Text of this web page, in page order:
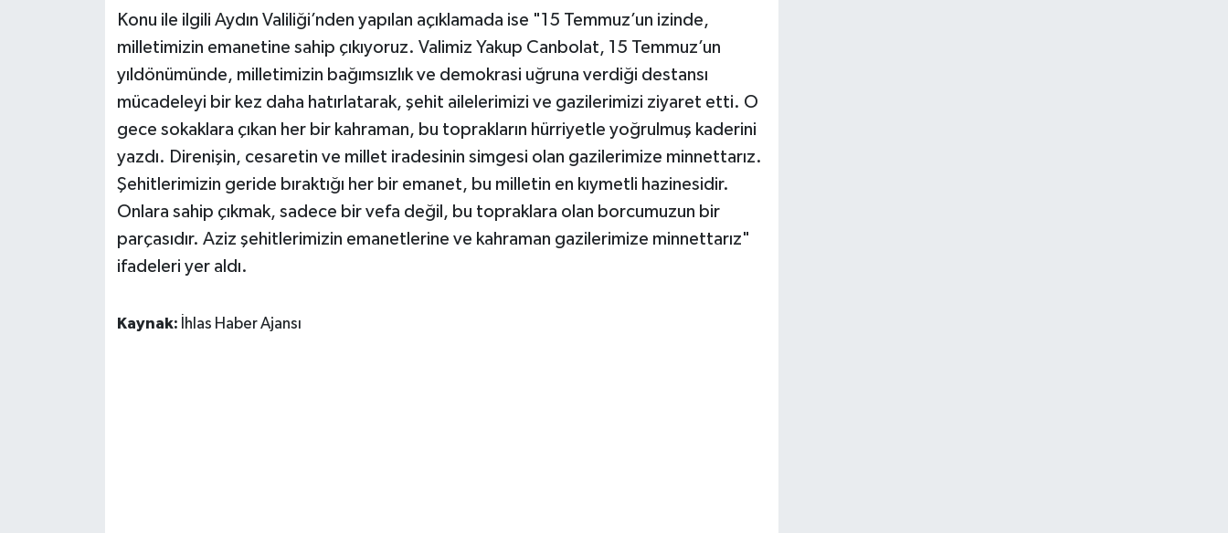
Konu ile ilgili Aydın Valiliği’nden yapılan açıklamada ise "15 Temmuz’un izinde,
milletimizin emanetine sahip çıkıyoruz. Valimiz Yakup Canbolat, 15 Temmuz’un
yıldönümünde, milletimizin bağımsızlık ve demokrasi uğruna verdiği destansı
mücadeleyi bir kez daha hatırlatarak, şehit ailelerimizi ve gazilerimizi ziyaret etti. O
gece sokaklara çıkan her bir kahraman, bu toprakların hürriyetle yoğrulmuş kaderini
yazdı. Direnişin, cesaretin ve millet iradesinin simgesi olan gazilerimize minnettarız.
Şehitlerimizin geride bıraktığı her bir emanet, bu milletin en kıymetli hazinesidir.
Onlara sahip çıkmak, sadece bir vefa değil, bu topraklara olan borcumuzun bir
parçasıdır. Aziz şehitlerimizin emanetlerine ve kahraman gazilerimize minnettarız"
ifadeleri yer aldı.
Kaynak: İhlas Haber Ajansı